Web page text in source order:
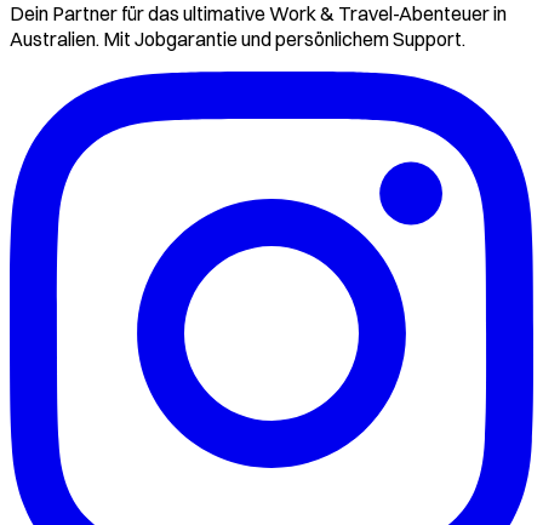
Dein Partner für das ultimative Work & Travel-Abenteuer in
Australien. Mit Jobgarantie und persönlichem Support.